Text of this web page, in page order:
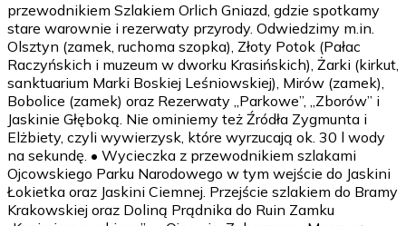
przewodnikiem Szlakiem Orlich Gniazd, gdzie spotkamy
stare warownie i rezerwaty przyrody. Odwiedzimy m.in.
Olsztyn (zamek, ruchoma szopka), Złoty Potok (Pałac
Raczyńskich i muzeum w dworku Krasińskich), Żarki (kirkut,
sanktuarium Marki Boskiej Leśniowskiej), Mirów (zamek),
Bobolice (zamek) oraz Rezerwaty „Parkowe”, „Zborów” i
Jaskinie Głęboką. Nie ominiemy też Źródła Zygmunta i
Elżbiety, czyli wywierzysk, które wyrzucają ok. 30 l wody
na sekundę. • Wycieczka z przewodnikiem szlakami
Ojcowskiego Parku Narodowego w tym wejście do Jaskini
Łokietka oraz Jaskini Ciemnej. Przejście szlakiem do Bramy
Krakowskiej oraz Doliną Prądnika do Ruin Zamku